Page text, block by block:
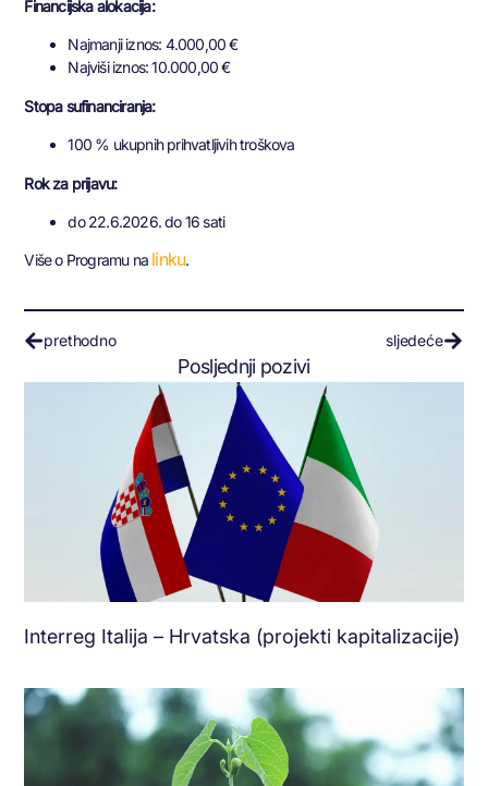
Financijska alokacija:
Najmanji iznos: 4.000,00 €
Najviši iznos: 10.000,00 €
Stopa sufinanciranja:
100 % ukupnih prihvatljivih troškova
Rok za prijavu:
do 22.6.2026. do 16 sati
Više o Programu na linku.
prethodno sljedeće
Posljednji pozivi
Interreg Italija – Hrvatska (projekti kapitalizacije)